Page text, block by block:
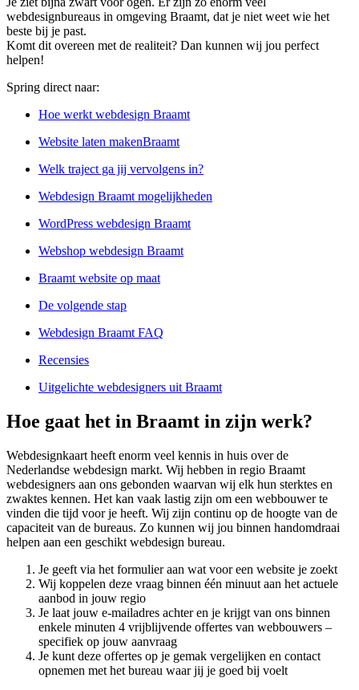
webdesignbureaus in omgeving Braamt, dat je niet weet wie het
beste bij je past.
Komt dit overeen met de realiteit? Dan kunnen wij jou perfect
helpen!
Spring direct naar:
Hoe werkt webdesign Braamt
Website laten makenBraamt
Welk traject ga jij vervolgens in?
Webdesign Braamt mogelijkheden
WordPress webdesign Braamt
Webshop webdesign Braamt
Braamt website op maat
De volgende stap
Webdesign Braamt FAQ
Recensies
Uitgelichte webdesigners uit Braamt
Hoe gaat het in Braamt in zijn werk?
Webdesignkaart heeft enorm veel kennis in huis over de
Nederlandse webdesign markt. Wij hebben in regio Braamt
webdesigners aan ons gebonden waarvan wij elk hun sterktes en
zwaktes kennen. Het kan vaak lastig zijn om een webbouwer te
vinden die tijd voor je heeft. Wij zijn continu op de hoogte van de
capaciteit van de bureaus. Zo kunnen wij jou binnen handomdraai
helpen aan een geschikt webdesign bureau.
Je geeft via het formulier aan wat voor een website je zoekt
Wij koppelen deze vraag binnen één minuut aan het actuele
aanbod in jouw regio
Je laat jouw e-mailadres achter en je krijgt van ons binnen
enkele minuten 4 vrijblijvende offertes van webbouwers –
specifiek op jouw aanvraag
Je kunt deze offertes op je gemak vergelijken en contact
opnemen met het bureau waar jij je goed bij voelt